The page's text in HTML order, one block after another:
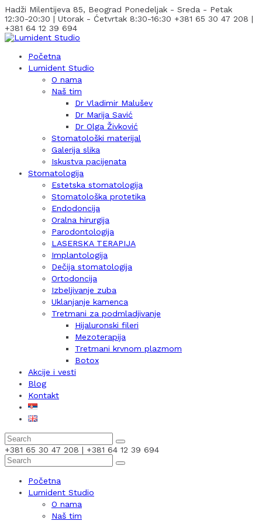
Hadži Milentijeva 85, Beograd Ponedeljak - Sreda - Petak
12:30-20:30 | Utorak - Ćetvrtak 8:30-16:30 +381 65 30 47 208 |
+381 64 12 39 694
Početna
Lumident Studio
O nama
Naš tim
Dr Vladimir Malušev
Dr Marija Savić
Dr Olga Živković
Stomatološki materijal
Galerija slika
Iskustva pacijenata
Stomatologija
Estetska stomatologija
Stomatološka protetika
Endodoncija
Oralna hirurgija
Parodontologija
LASERSKA TERAPIJA
Implantologija
Dečija stomatologija
Ortodoncija
Izbeljivanje zuba
Uklanjanje kamenca
Tretmani za podmladjivanje
Hijaluronski fileri
Mezoterapija
Tretmani krvnom plazmom
Botox
Akcije i vesti
Blog
Kontakt
+381 65 30 47 208 | +381 64 12 39 694
Početna
Lumident Studio
O nama
Naš tim